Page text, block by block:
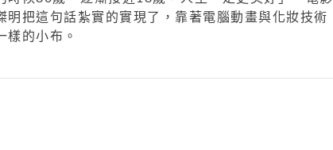
明把這句話紮實的實現了，靠著電腦動畫與化妝技術
樣的小布。